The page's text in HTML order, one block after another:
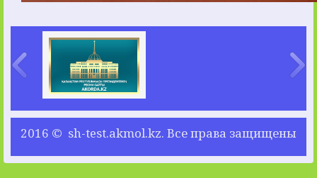
2016 © sh-test.akmol.kz. Все права защищены